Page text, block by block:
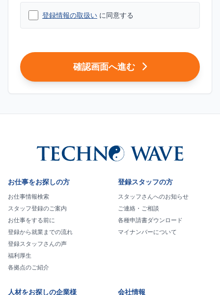
登録情報の取扱い に同意する
確認画面へ進む
お仕事をお探しの方
お仕事情報検索
スタッフ登録のご案内
お仕事をする前に
登録から就業までの流れ
登録スタッフさんの声
福利厚生
各拠点のご紹介
登録スタッフの方
スタッフさんへのお知らせ
ご連絡・ご相談
各種申請書ダウンロード
マイナンバーについて
人材をお探しの企業様 会社情報